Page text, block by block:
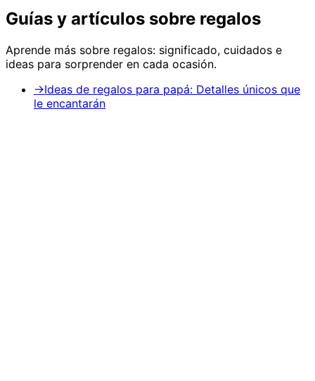
Guías y artículos sobre regalos
Aprende más sobre regalos: significado, cuidados e
ideas para sorprender en cada ocasión.
→Ideas de regalos para papá: Detalles únicos que
le encantarán